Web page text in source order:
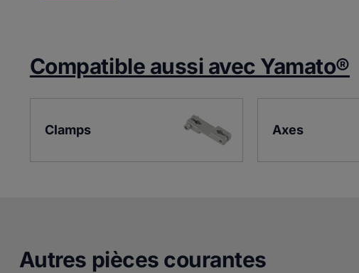
Compatible aussi avec Yamato®
Clamps Axes
Autres pièces courantes